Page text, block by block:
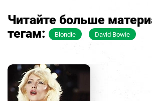
Читайте больше
тегам:
Blondie David Bowie